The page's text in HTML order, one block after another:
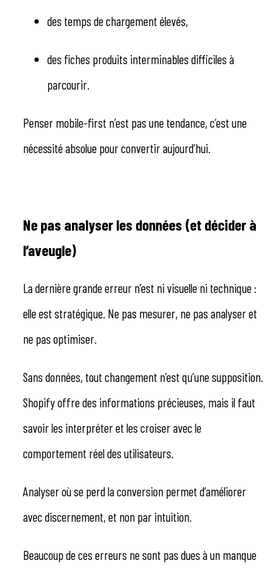
des temps de chargement élevés,
des fiches produits interminables difficiles à
parcourir.
Penser mobile-first n’est pas une tendance, c’est une
nécessité absolue pour convertir aujourd’hui.
Ne pas analyser les données (et décider à
l’aveugle)
La dernière grande erreur n’est ni visuelle ni technique :
elle est stratégique. Ne pas mesurer, ne pas analyser et
ne pas optimiser.
Sans données, tout changement n’est qu’une supposition.
Shopify offre des informations précieuses, mais il faut
savoir les interpréter et les croiser avec le
comportement réel des utilisateurs.
Analyser où se perd la conversion permet d’améliorer
avec discernement, et non par intuition.
Beaucoup de ces erreurs ne sont pas dues à un manque